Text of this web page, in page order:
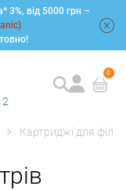
3%, від 5000 грн –
0
Картриджі для